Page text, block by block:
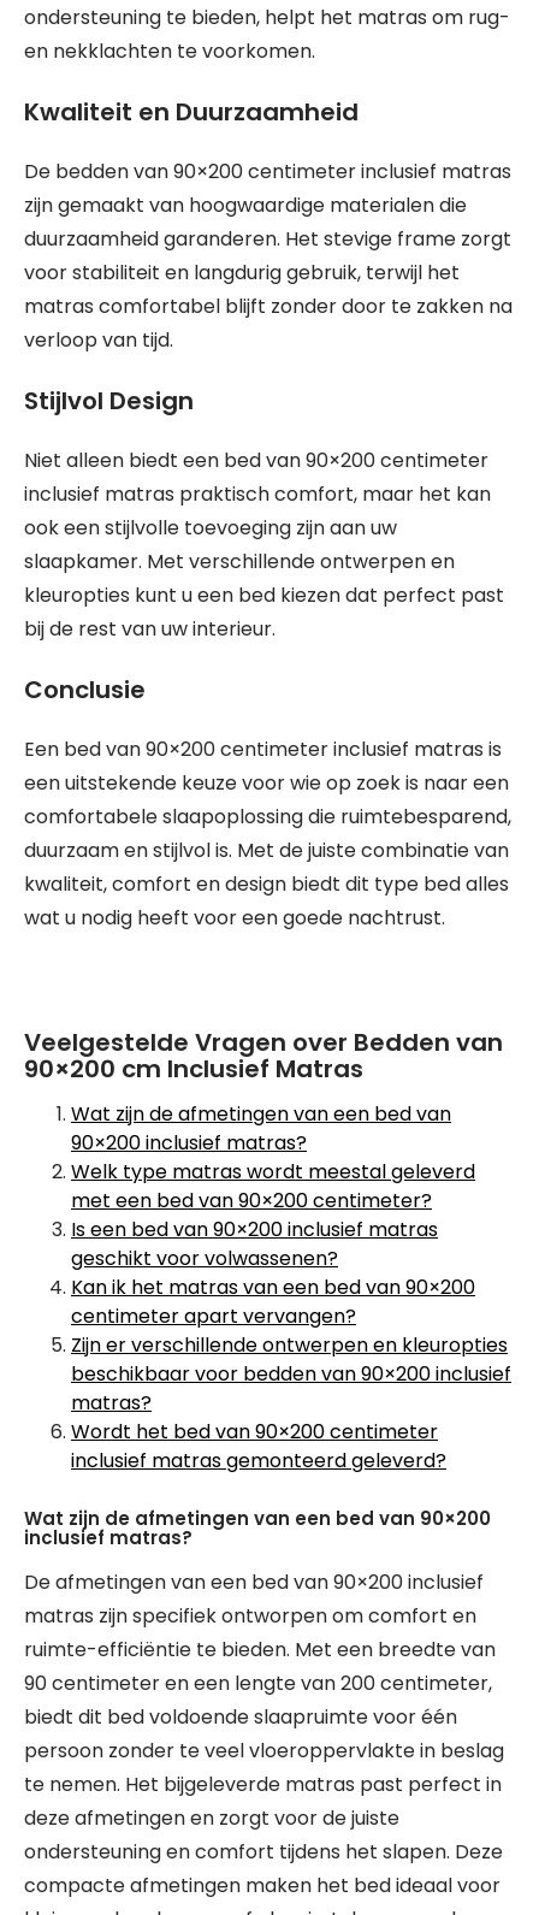
ondersteuning te bieden, helpt het matras om rug-
en nekklachten te voorkomen.
Kwaliteit en Duurzaamheid
De bedden van 90×200 centimeter inclusief matras
zijn gemaakt van hoogwaardige materialen die
duurzaamheid garanderen. Het stevige frame zorgt
voor stabiliteit en langdurig gebruik, terwijl het
matras comfortabel blijft zonder door te zakken na
verloop van tijd.
Stijlvol Design
Niet alleen biedt een bed van 90×200 centimeter
inclusief matras praktisch comfort, maar het kan
ook een stijlvolle toevoeging zijn aan uw
slaapkamer. Met verschillende ontwerpen en
kleuropties kunt u een bed kiezen dat perfect past
bij de rest van uw interieur.
Conclusie
Een bed van 90×200 centimeter inclusief matras is
een uitstekende keuze voor wie op zoek is naar een
comfortabele slaapoplossing die ruimtebesparend,
duurzaam en stijlvol is. Met de juiste combinatie van
kwaliteit, comfort en design biedt dit type bed alles
wat u nodig heeft voor een goede nachtrust.
Veelgestelde Vragen over Bedden van
90×200 cm Inclusief Matras
Wat zijn de afmetingen van een bed van
90×200 inclusief matras?
Welk type matras wordt meestal geleverd
met een bed van 90×200 centimeter?
Is een bed van 90×200 inclusief matras
geschikt voor volwassenen?
Kan ik het matras van een bed van 90×200
centimeter apart vervangen?
Zijn er verschillende ontwerpen en kleuropties
beschikbaar voor bedden van 90×200 inclusief
matras?
Wordt het bed van 90×200 centimeter
inclusief matras gemonteerd geleverd?
Wat zijn de afmetingen van een bed van 90×200
inclusief matras?
De afmetingen van een bed van 90×200 inclusief
matras zijn specifiek ontworpen om comfort en
ruimte-efficiëntie te bieden. Met een breedte van
90 centimeter en een lengte van 200 centimeter,
biedt dit bed voldoende slaapruimte voor één
persoon zonder te veel vloeroppervlakte in beslag
te nemen. Het bijgeleverde matras past perfect in
deze afmetingen en zorgt voor de juiste
ondersteuning en comfort tijdens het slapen. Deze
compacte afmetingen maken het bed ideaal voor